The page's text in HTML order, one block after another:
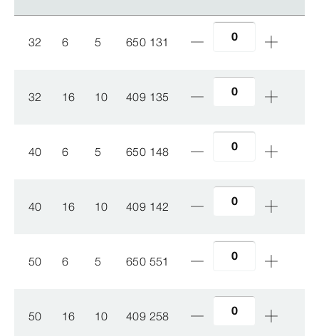
32 6 5 650 131
32 16 10 409 135
40 6 5 650 148
40 16 10 409 142
50 6 5 650 551
50 16 10 409 258